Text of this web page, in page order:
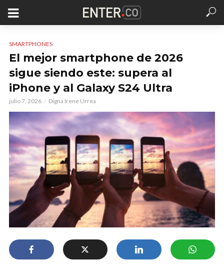
SMARTPHONES
El mejor smartphone de 2026
sigue siendo este: supera al
iPhone y al Galaxy S24 Ultra
julio 7, 2026 Digna Irene Urrea